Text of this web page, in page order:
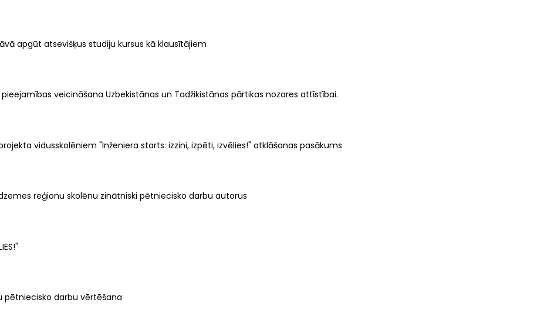
apgūt atsevišķus studiju kursus kā klausītājiem
veicināšana Uzbekistānas un Tadžikistānas pārtikas nozares attīstībai.
vidusskolēniem "Inženiera starts: izzini, izpēti, izvēlies!" atklāšanas pasākums
reģionu skolēnu zinātniski pētniecisko darbu autorus
pētniecisko darbu vērtēšana